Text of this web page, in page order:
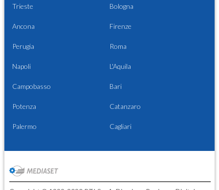
Trieste Bologna
Ancona Firenze
Perugia Roma
Napoli L'Aquila
Campobasso Bari
Potenza Catanzaro
Palermo Cagliari